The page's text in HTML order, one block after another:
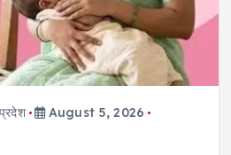
August 5, 2026